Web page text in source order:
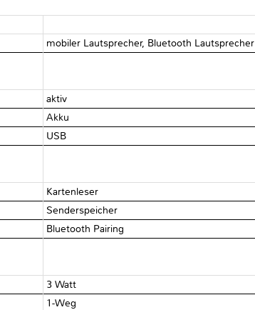
mobiler Lautsprecher, Bluetooth Lautsprecher
aktiv
Akku
USB
Kartenleser
Senderspeicher
Bluetooth Pairing
3 Watt
1-Weg